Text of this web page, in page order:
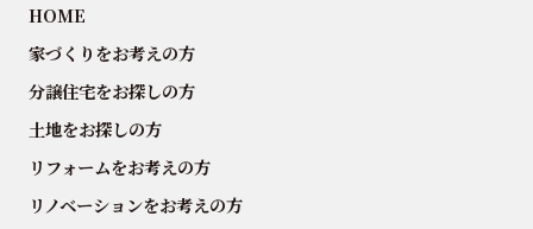
HOME
家づくりをお考えの方
分譲住宅をお探しの方
土地をお探しの方
リフォームをお考えの方
リノベーションをお考えの方